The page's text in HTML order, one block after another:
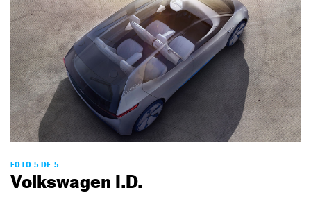
FOTO 5 DE 5
Volkswagen I.D.